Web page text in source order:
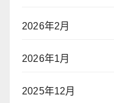
2026年2月
2026年1月
2025年12月